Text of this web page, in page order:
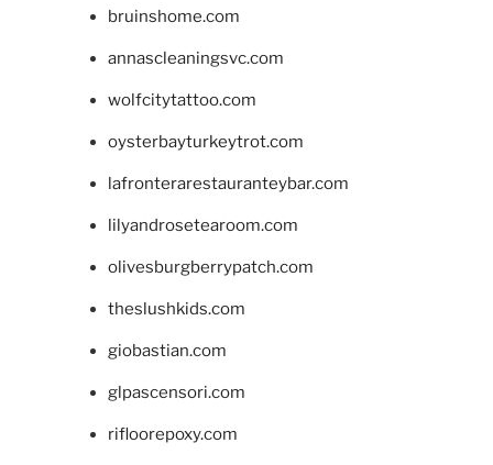
bruinshome.com
annascleaningsvc.com
wolfcitytattoo.com
oysterbayturkeytrot.com
lafronterarestauranteybar.com
lilyandrosetearoom.com
olivesburgberrypatch.com
theslushkids.com
giobastian.com
glpascensori.com
rifloorepoxy.com